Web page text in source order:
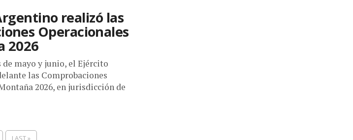
realizó las
Operacionales
2026
de mayo y junio, el Ejército
las Comprobaciones
2026, en jurisdicción de
LAST »